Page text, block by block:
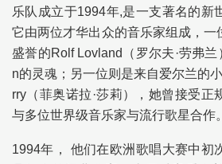
乐队成立于1994年,是一支著名的新
它由两位才华出众的音乐家组成，一
盛誉的Rolf Lovland（罗尔夫·劳弗
n的灵魂；另一位则是来自爱尔兰的
rry（菲奥诺拉·莎莉），她曾接受正
与多位世界级音乐家与流行歌星合作。
1994年， 他们在欧洲歌唱大赛中初